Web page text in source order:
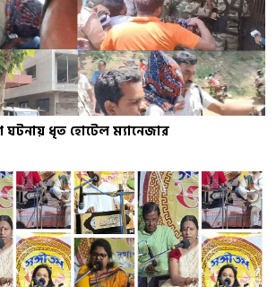
ঘটনায় ধৃত হোটেল ম্যানেজার